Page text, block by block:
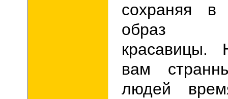
сохраняя
образ
красавицы.
вам
людей